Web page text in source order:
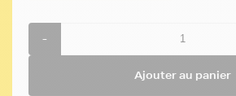
-
Ajouter au panier